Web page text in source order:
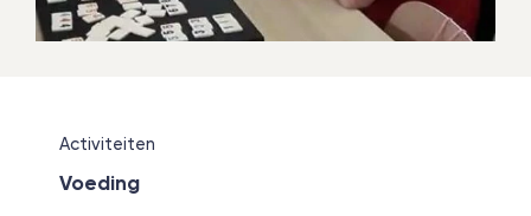
Activiteiten
Voeding